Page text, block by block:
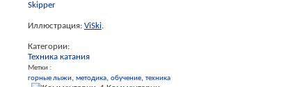
Skipper
Иллюстрация: ViSki.
Категории:
Техника катания
Метки :
горные лыжи методика обучение техника